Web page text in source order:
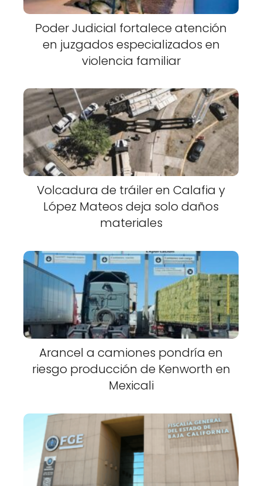
Poder Judicial fortalece atención
en juzgados especializados en
violencia familiar
Volcadura de tráiler en Calafia y
López Mateos deja solo daños
materiales
Arancel a camiones pondría en
riesgo producción de Kenworth en
Mexicali